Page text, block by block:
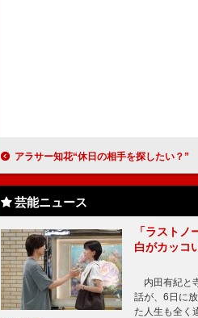
アラサー知花“休日の相手を探したい？” 「ローマの休日」特別番
芸能ニュース
「ラスト
白がカッコ
内田有紀と
話が、6日に
た人生も全く